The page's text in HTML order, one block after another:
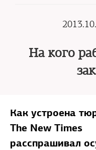
На кого
Как устроена
The New Times
расспрашивал